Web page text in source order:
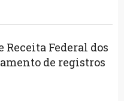
Receita Federal dos
de registros